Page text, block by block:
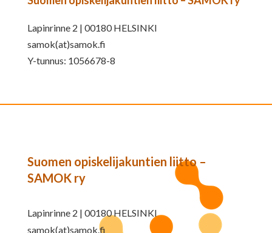
Lapinrinne 2 | 00180 HELSINKI
samok(at)samok.fi
Y-tunnus: 1056678-8
Suomen opiskelijakuntien liitto –
SAMOK ry
Lapinrinne 2 | 00180 HELSINKI
samok(at)samok.fi